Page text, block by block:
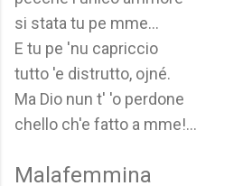
si stata tu pe mme...
E tu pe 'nu capriccio
tutto 'e distrutto, ojné.
Ma Dio nun t' 'o perdone
chello ch'e fatto a mme!...
Malafemmina